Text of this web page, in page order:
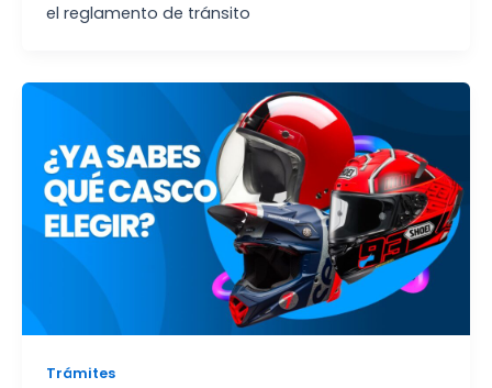
el reglamento de tránsito
Trámites